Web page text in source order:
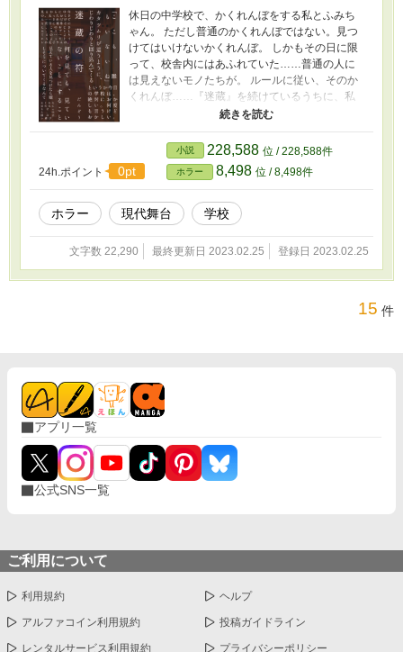
休日の中学校で、かくれんぼをする私とふみち
ゃん。 ただし普通のかくれんぼではない。見つ
けてはいけないかくれんぼ。 しかもその日に限
って、校舎内にはあふれていた……普通の人に
は見えないモノたちが。 ルールに従い、そのか
くれんぼ……『迷蔵』を続けているうちに、私
は見えないモノから目をそらせなくなる。 『迷
蔵』とは何なのか、そもそもなぜそんなことを
始めたのか、この学校に隠されている秘密と
は。 次第に見えるようになってゆく真実の向こ
うに、私は……。
24h.ポイント 0pt
小説 228,588 位 / 228,588件
ホラー 8,498 位 / 8,498件
ホラー 現代舞台 学校
文字数 22,290 最終更新日 2023.02.25 登録日 2023.02.25
15 件
アプリ一覧
公式SNS一覧
ご利用について
利用規約 ヘルプ
アルファコイン利用規約 投稿ガイドライン
レンタルサービス利用規約 プライバシーポリシー